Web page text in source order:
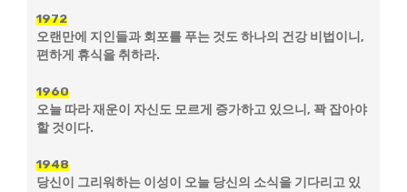
1972
오랜만에 지인들과 회포를 푸는 것도 하나의 건강 비법이니,
편하게 휴식을 취하라.
1960
오늘 따라 재운이 자신도 모르게 증가하고 있으니, 꽉 잡아야
할 것이다.
1948
당신이 그리워하는 이성이 오늘 당신의 소식을 기다리고 있